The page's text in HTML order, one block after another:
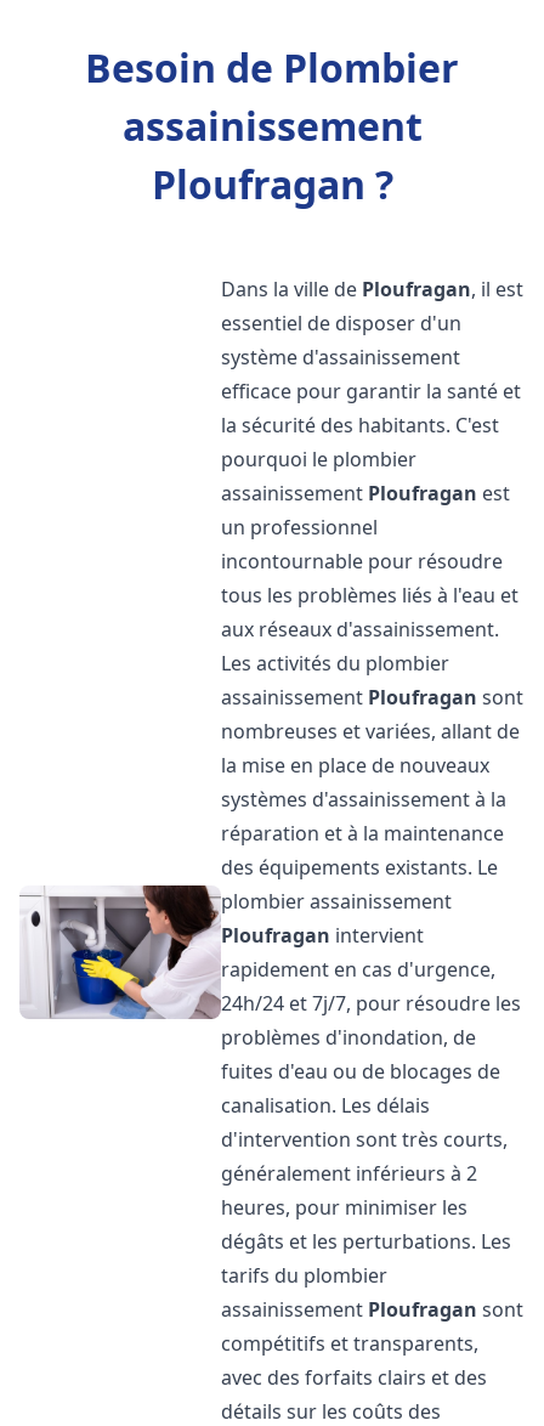
Besoin de Plombier
assainissement
Ploufragan ?
Dans la ville de Ploufragan, il est
essentiel de disposer d'un
système d'assainissement
efficace pour garantir la santé et
la sécurité des habitants. C'est
pourquoi le plombier
assainissement Ploufragan est
un professionnel
incontournable pour résoudre
tous les problèmes liés à l'eau et
aux réseaux d'assainissement.
Les activités du plombier
assainissement Ploufragan sont
nombreuses et variées, allant de
la mise en place de nouveaux
systèmes d'assainissement à la
réparation et à la maintenance
des équipements existants. Le
plombier assainissement
Ploufragan intervient
rapidement en cas d'urgence,
24h/24 et 7j/7, pour résoudre les
problèmes d'inondation, de
fuites d'eau ou de blocages de
canalisation. Les délais
d'intervention sont très courts,
généralement inférieurs à 2
heures, pour minimiser les
dégâts et les perturbations. Les
tarifs du plombier
assainissement Ploufragan sont
compétitifs et transparents,
avec des forfaits clairs et des
détails sur les coûts des